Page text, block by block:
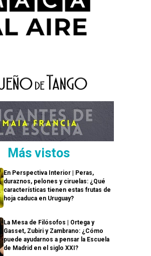
Más vistos
En Perspectiva Interior | Peras,
duraznos, pelones y ciruelas: ¿Qué
características tienen estas frutas de
hoja caduca en Uruguay?
La Mesa de Filósofos | Ortega y
Gasset, Zubiri y Zambrano: ¿Cómo
puede ayudarnos a pensar la Escuela
de Madrid en el siglo XXI?